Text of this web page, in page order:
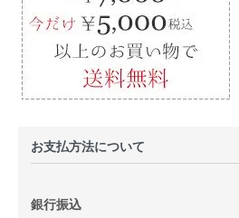
お支払方法について
銀行振込